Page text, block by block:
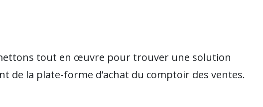
tout en œuvre pour trouver une solution
de la plate-forme d’achat du comptoir des ventes.